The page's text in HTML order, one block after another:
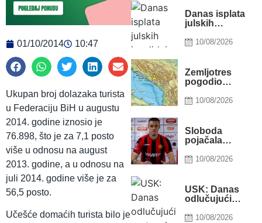
01/10/2014 10:47
Ukupan broj dolazaka turista
u Federaciju BiH u augustu
2014. godine iznosio je
76.898, što je za 7,1 posto
više u odnosu na august
2013. godine, a u odnosu na
juli 2014. godine više je za
56,5 posto.
Učešće domaćih turista bilo je
Danas isplata
julskih
FBiH10/08/2026
Zemljotres
pogodio
Treslo Bileću,
10/08/2026
Sloboda
pojačala
na golu, stigao
Italije i
Rumunije
10/08/2026
USK: Danas
odlučujući
većine: Ili pada
10/08/2026